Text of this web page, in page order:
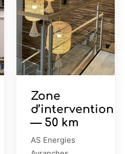
Zone
d’intervention
— 50 km
AS Energies